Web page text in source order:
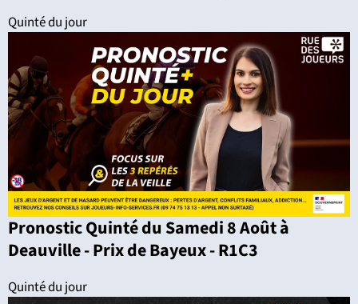
Quinté du jour
Pronostic Quinté du Samedi 8 Août à
Deauville - Prix de Bayeux - R1C3
Quinté du jour